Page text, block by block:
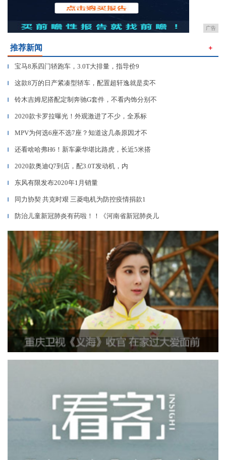
广告
推荐新闻 ＋
▎ 宝马8系四门轿跑车，3.0T大排量，指导价9
▎ 这款8万的日产紧凑型轿车，配置超轩逸就是卖不
▎ 铃木吉姆尼搭配定制奔驰G套件，不看内饰分别不
▎ 2020款卡罗拉曝光！外观激进了不少，全系标
▎ MPV为何选6座不选7座？知道这几条原因才不
▎ 还看啥哈弗H6！新车豪华堪比路虎，长近5米搭
▎ 2020款奥迪Q7到店，配3.0T发动机，内
▎ 东风有限发布2020年1月销量
▎ 同力协契 共克时艰 三菱电机为防控疫情捐款1
▎ 防治儿童新冠肺炎有药啦！！《河南省新冠肺炎儿